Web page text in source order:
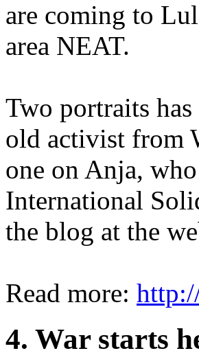
are coming to
area NEAT.
Two portraits
old activist from
one on Anja,
International
the blog at the
Read more:
4. War starts